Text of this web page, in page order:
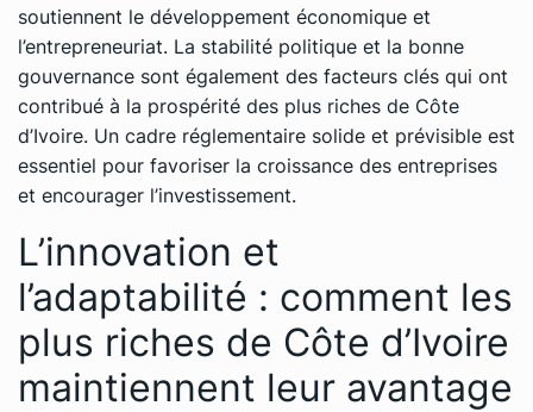
soutiennent le développement économique et
l’entrepreneuriat. La stabilité politique et la bonne
gouvernance sont également des facteurs clés qui ont
contribué à la prospérité des plus riches de Côte
d’Ivoire. Un cadre réglementaire solide et prévisible est
essentiel pour favoriser la croissance des entreprises
et encourager l’investissement.
L’innovation et
l’adaptabilité : comment les
plus riches de Côte d’Ivoire
maintiennent leur avantage